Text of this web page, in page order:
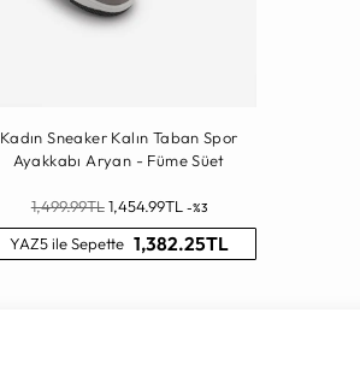
Kadın Sneaker Kalın Taban Spor
Ayakkabı Aryan - Füme Süet
Normal
Fiyat
1,499.99TL 1,454.99TL -%3
YAZ5 ile Sepette 1,382.25TL